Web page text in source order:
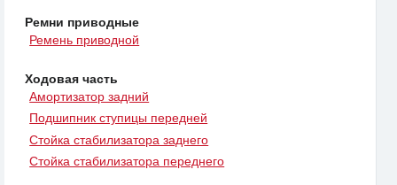
Ремни приводные
Ремень приводной
Ходовая часть
Амортизатор задний
Подшипник ступицы передней
Стойка стабилизатора заднего
Стойка стабилизатора переднего